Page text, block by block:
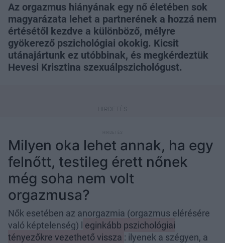
Az orgazmus hiányának egy nő életében sok
magyarázata lehet a partnerének a hozzá nem
értésétől kezdve a különböző, mélyre
gyökerező pszichológiai okokig. Kicsit
utánajártunk ez utóbbinak, és megkérdeztük
Hevesi Krisztina szexuálpszichológust.
Milyen oka lehet annak, ha egy
felnőtt, testileg érett nőnek
még soha nem volt
orgazmusa?
Nők esetében az anorgazmia (orgazmus elérésére
való képtelenség) l eginkább pszichológiai
tényezőkre vezethető vissza : ilyenek a szégyen, a